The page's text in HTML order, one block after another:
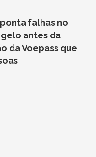
falhas no
antes da
da Voepass que